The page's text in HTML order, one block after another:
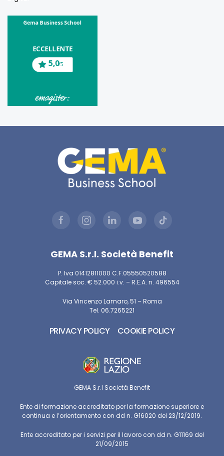
GEMA S.r.l. Società Benefit
P. Iva 01412811000 C.F.05550520588
Capitale soc. € 52.000 i.v. – R.E.A. n. 496554
Via Vincenzo Lamaro, 51 – Roma
Tel. 06.7265221
PRIVACY POLICY COOKIE POLICY
GEMA S.r.l Società Benefit
Ente di formazione accreditato per la formazione superiore e
continua e l’orientamento con dd n. G16020 del 23/12/2019.
Ente accreditato per i servizi per il lavoro con dd n. G11169 del
21/09/2015